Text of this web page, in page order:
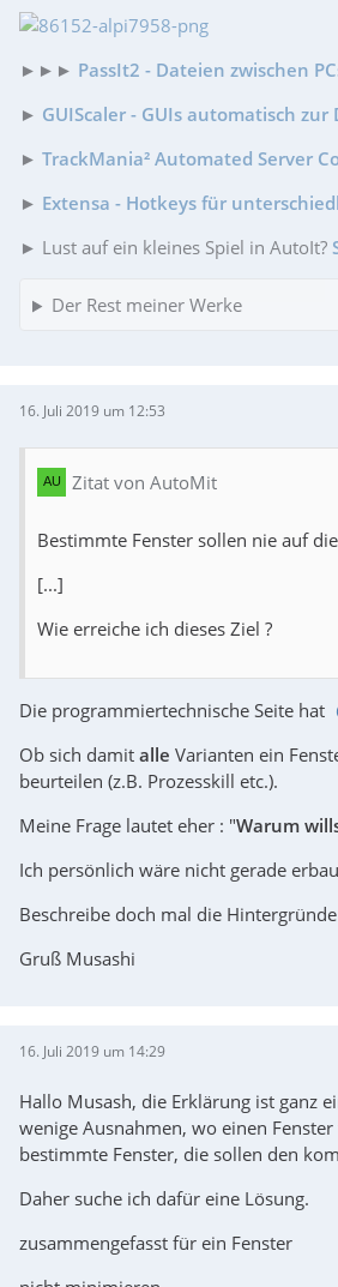
►►► PassIt2 - Dateien zwischen
► GUIScaler - GUIs automatisch
► TrackMania² Automated Server
► Extensa - Hotkeys für
► Lust auf ein kleines Spiel in AutoIt?
Der Rest meiner Werke
16. Juli 2019 um 12:53
Zitat von AutoMit
Bestimmte Fenster sollen nie auf
[...]
Wie erreiche ich dieses Ziel ?
Die programmiertechnische Seite hat
Ob sich damit alle Varianten ein
beurteilen (z.B. Prozesskill etc.).
Meine Frage lautet eher : "Warum
Ich persönlich wäre nicht gerade
Beschreibe doch mal die
Gruß Musashi
16. Juli 2019 um 14:29
Hallo Musash, die Erklärung ist ganz
wenige Ausnahmen, wo einen
bestimmte Fenster, die sollen den
Daher suche ich dafür eine Lösung.
zusammengefasst für ein Fenster